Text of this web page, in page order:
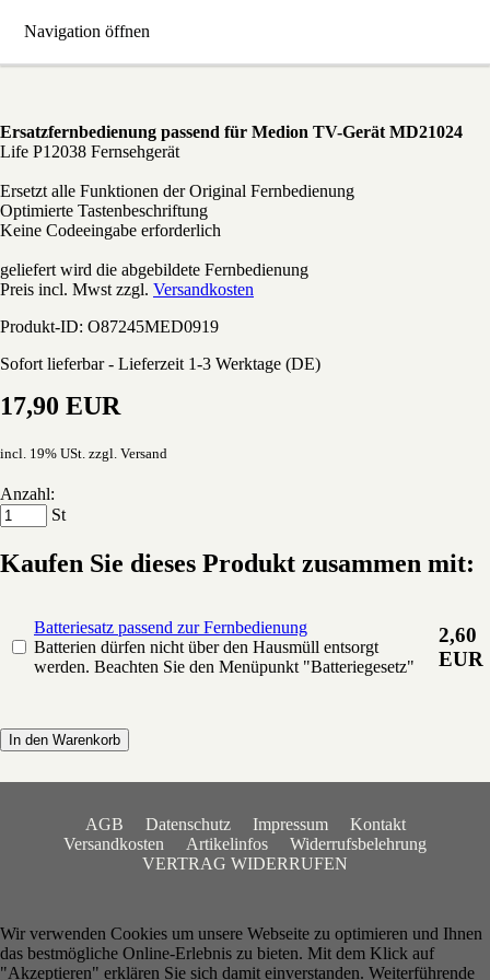
Navigation öffnen
MD-21024 Medion Ersatz Fernbedienung
Ersatzfernbedienung passend für Medion TV-Gerät MD21024
Life P12038 Fernsehgerät
Ersetzt alle Funktionen der Original Fernbedienung
Optimierte Tastenbeschriftung
Keine Codeeingabe erforderlich
geliefert wird die abgebildete Fernbedienung
Preis incl. Mwst zzgl. Versandkosten
Produkt-ID: O87245MED0919
Sofort lieferbar - Lieferzeit 1-3 Werktage (DE)
17,90 EUR
incl. 19% USt. zzgl. Versand
Anzahl:
St
Kaufen Sie dieses Produkt zusammen mit:
Batteriesatz passend zur Fernbedienung
Batterien dürfen nicht über den Hausmüll entsorgt
werden. Beachten Sie den Menüpunkt "Batteriegesetz"
2,60
EUR
In den Warenkorb
AGB Datenschutz Impressum
Kontakt
Versandkosten
Artikelinfos
Widerrufsbelehrung
VERTRAG WIDERRUFEN
Wir verwenden Cookies um unsere Webseite zu optimieren und Ihnen
das bestmögliche Online-Erlebnis zu bieten. Mit dem Klick auf
"Akzeptieren" erklären Sie sich damit einverstanden. Weiterführende